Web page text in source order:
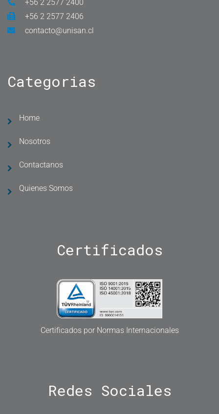
+56 2 2577 2400
+56 2 2577 2406
contacto@unisan.cl
Categorias
Home
Nosotros
Contactanos
Quienes Somos
Certificados
Certificados por Normas Internacionales
Redes Sociales